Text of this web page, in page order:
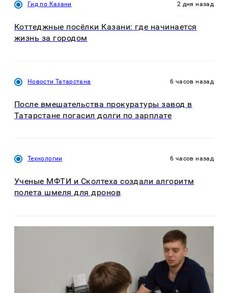
Гид по Казани 2 дня назад
Коттеджные посёлки Казани: где начинается
жизнь за городом
Новости Татарстана 6 часов назад
После вмешательства прокуратуры завод в
Татарстане погасил долги по зарплате
Технологии 6 часов назад
Ученые МФТИ и Сколтеха создали алгоритм
полета шмеля для дронов